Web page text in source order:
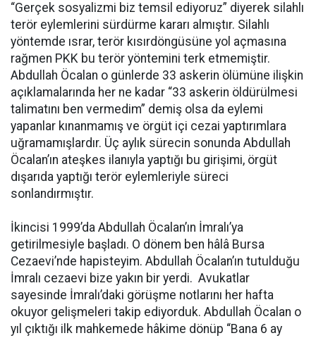
“Gerçek sosyalizmi biz temsil ediyoruz” diyerek silahlı
terör eylemlerini sürdürme kararı almıştır. Silahlı
yöntemde ısrar, terör kısırdöngüsüne yol açmasına
rağmen PKK bu terör yöntemini terk etmemiştir.
Abdullah Öcalan o günlerde 33 askerin ölümüne ilişkin
açıklamalarında her ne kadar “33 askerin öldürülmesi
talimatını ben vermedim” demiş olsa da eylemi
yapanlar kınanmamış ve örgüt içi cezai yaptırımlara
uğramamışlardır. Üç aylık sürecin sonunda Abdullah
Öcalan’ın ateşkes ilanıyla yaptığı bu girişimi, örgüt
dışarıda yaptığı terör eylemleriyle süreci
sonlandırmıştır.
İkincisi 1999’da Abdullah Öcalan’ın İmralı’ya
getirilmesiyle başladı. O dönem ben hâlâ Bursa
Cezaevi’nde hapisteyim. Abdullah Öcalan’ın tutulduğu
İmralı cezaevi bize yakın bir yerdi. Avukatlar
sayesinde İmralı’daki görüşme notlarını her hafta
okuyor gelişmeleri takip ediyorduk. Abdullah Öcalan o
yıl çıktığı ilk mahkemede hâkime dönüp “Bana 6 ay